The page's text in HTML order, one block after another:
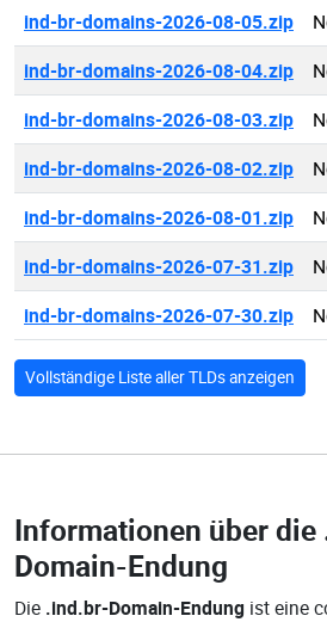
ind-br-domains-2026-08-05.zip
ind-br-domains-2026-08-04.zip
ind-br-domains-2026-08-03.zip
ind-br-domains-2026-08-02.zip
ind-br-domains-2026-08-01.zip
ind-br-domains-2026-07-31.zip
ind-br-domains-2026-07-30.zip
Vollständige Liste aller TLDs anzeigen
Informationen über die
Domain-Endung
Die .ind.br-Domain-Endung ist eine